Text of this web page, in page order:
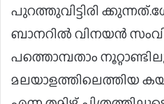
പുറത്തുവിട്ടിരി
ബാനറിൽ വിനയൻ
പത്തൊമ്പതാം
മലയാളത്തിലെത്തിയ